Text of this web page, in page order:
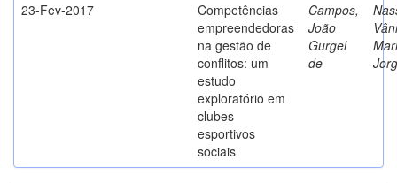
23-Fev-2017
Competências
empreendedoras
na gestão de
conflitos: um
estudo
exploratório em
clubes
esportivos
sociais
Campos,
João
Gurgel
de